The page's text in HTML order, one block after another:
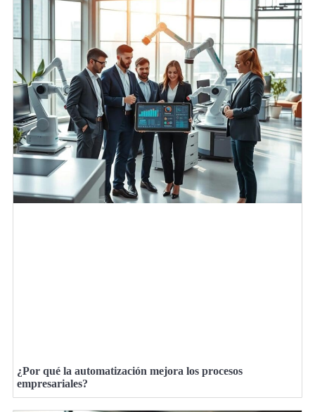
¿Por qué la automatización mejora los procesos
empresariales?